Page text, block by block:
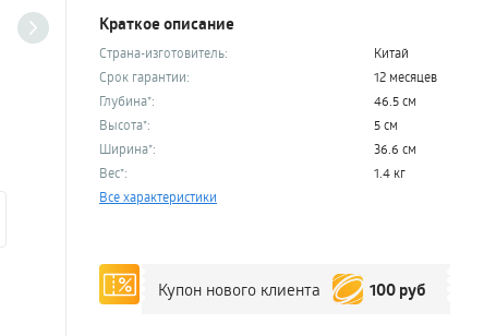
Краткое описание
Страна-изготовитель:
Китай
Срок гарантии:
12 месяцев
Глубина*:
46.5 см
Высота*:
5 см
Ширина*:
36.6 см
Вес*:
1.4 кг
Все характеристики
Купон нового клиента 100 руб